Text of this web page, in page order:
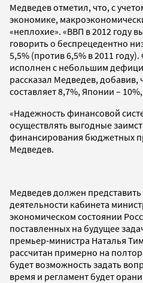
Медведев отметил, что, с
экономике,
«неплохие». «ВВП в 2012 году
говорить о беспрецедентно
5,5% (против 6,5% в 2011
исполнен с небольшим
рассказал Медведев,
составляет 8,7%, Японии –
«Надежность финансовой
осуществлять выгодные
финансирования бюджетных
Медведев.
Медведев должен
деятельности кабинета
экономическом состоянии
поставленных на будущее
премьер-министра Наталья
рассчитан примерно на
будет возможность задать
время и регламент будет